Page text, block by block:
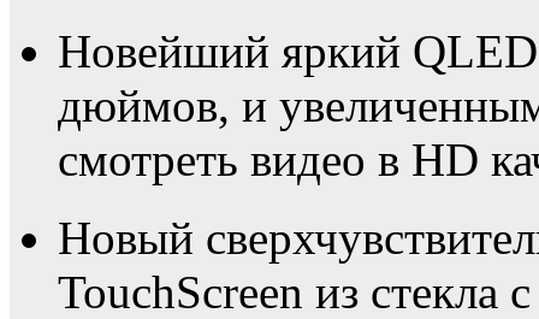
Новейший яркий
дюймов, и
смотреть видео в HD
Новый
TouchScreen из стекла